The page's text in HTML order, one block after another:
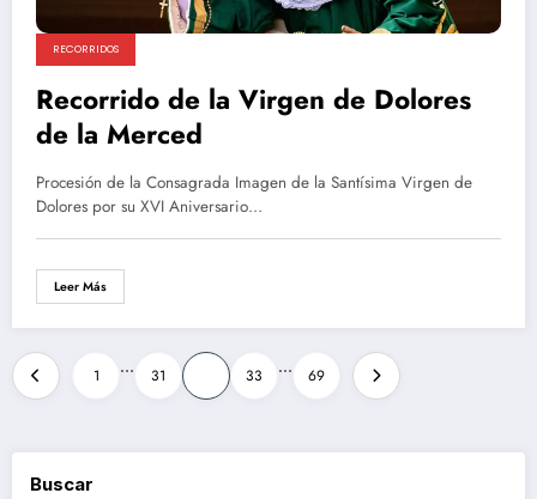
RECORRIDOS
Recorrido de la Virgen de Dolores
de la Merced
Procesión de la Consagrada Imagen de la Santísima Virgen de
Dolores por su XVI Aniversario…
Leer Más
Paginación
de
entradas
1 … 31 33 … 69
Buscar